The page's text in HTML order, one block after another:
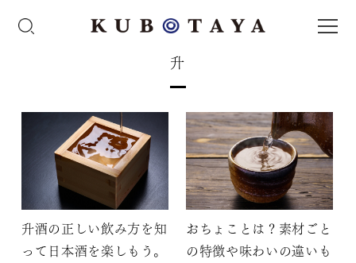
升
升酒の正しい飲み方を知
って日本酒を楽しもう。
おちょことは？素材ごと
の特徴や味わいの違いも